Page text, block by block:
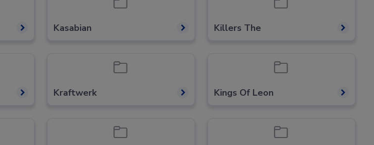
Kasabian Killers The
Kraftwerk Kings Of Leon